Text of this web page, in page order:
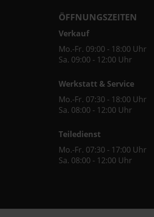
ÖFFNUNGSZEITEN
Verkauf
Mo.-Fr. 09:00 - 18:00 Uhr
Sa. 09:00 - 12:00 Uhr
Werkstatt & Service
Mo.-Fr. 07:30 - 18:00 Uhr
Sa. 08:00 - 12:00 Uhr
Teiledienst
Mo.-Fr. 07:30 - 17:00 Uhr
Sa. 08:00 - 12:00 Uhr